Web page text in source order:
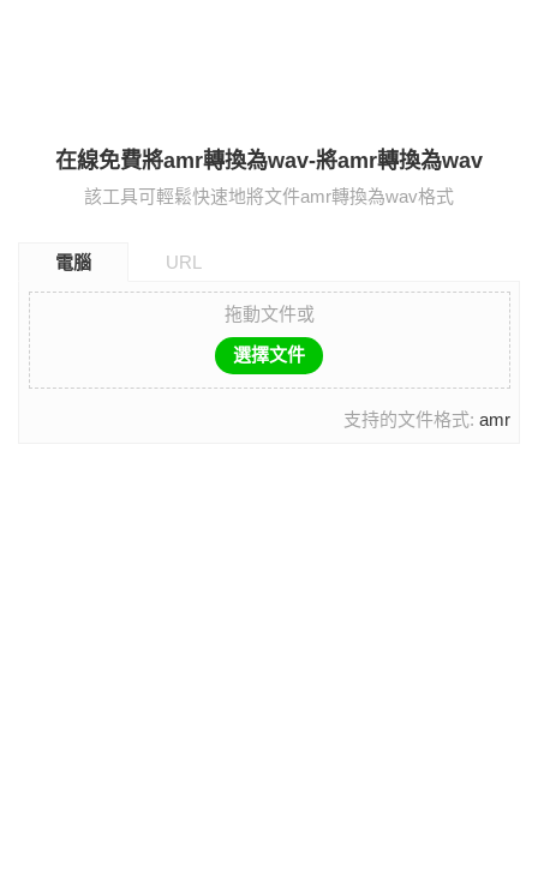
在線免費將amr轉換為wav-將amr轉換為wav
該工具可輕鬆快速地將文件amr轉換為wav格式
電腦 URL
拖動文件或
選擇文件
支持的文件格式: amr